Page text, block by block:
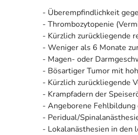
- Überempfindlichkeit
- Thrombozytopenie
- Kürzlich zurückliegende
- Weniger als 6 Monate
- Magen- oder
- Bösartiger Tumor mit
- Kürzlich zurückliegende
- Krampfadern der
- Angeborene
- Peridual/
- Lokalanästhesien in den